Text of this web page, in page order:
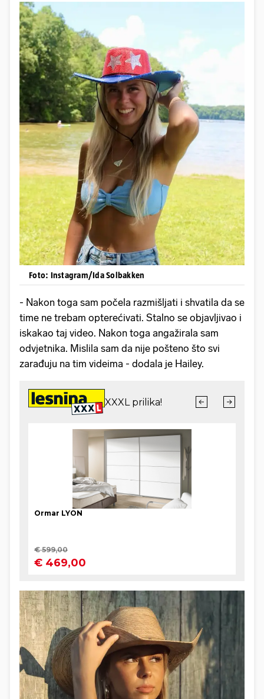
Foto: Instagram/Ida Solbakken
- Nakon toga sam počela razmišljati i shvatila da se
time ne trebam opterećivati. Stalno se objavljivao i
iskakao taj video. Nakon toga angažirala sam
odvjetnika. Mislila sam da nije pošteno što svi
zarađuju na tim videima - dodala je Hailey.